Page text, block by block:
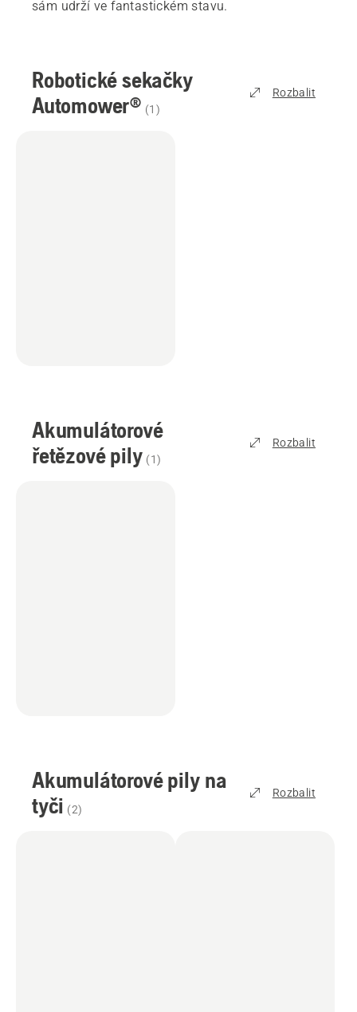
sám udrží ve fantastickém stavu.
Robotické sekačky
Automower® (1 )
Rozbalit
Akumulátorové
řetězové pily (1)
Rozbalit
Akumulátorové pily na
tyči (2)
Rozbalit